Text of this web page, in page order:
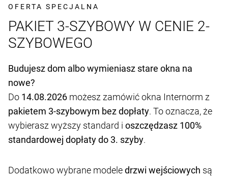
OFERTA SPECJALNA
PAKIET 3-SZYBOWY W CENIE 2-
SZYBOWEGO
Budujesz dom albo wymieniasz stare okna na
nowe?
Do 14.08.2026 możesz zamówić okna Internorm z
pakietem 3-szybowym bez dopłaty. To oznacza, że
wybierasz wyższy standard i oszczędzasz 100%
standardowej dopłaty do 3. szyby.
Dodatkowo wybrane modeledrzwi wejściowych są